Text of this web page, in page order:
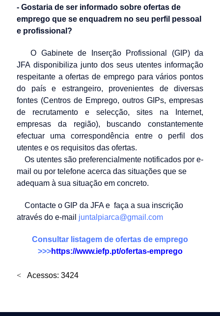
- Gostaria de ser informado sobre ofertas de
emprego que se enquadrem no seu perfil pessoal
e profissional?
O Gabinete de Inserção Profissional (GIP) da
JFA disponibiliza junto dos seus utentes informação
respeitante a ofertas de emprego para vários pontos
do país e estrangeiro, provenientes de diversas
fontes (Centros de Emprego, outros GIPs, empresas
de recrutamento e selecção, sites na Internet,
empresas da região), buscando constantemente
efectuar uma correspondência entre o perfil dos
utentes e os requisitos das ofertas.
Os utentes são preferencialmente notificados por e-
mail ou por telefone acerca das situações que se
adequam à sua situação em concreto.
Contacte o GIP da JFA e faça a sua inscrição
através do e-mail juntalpiarca@gmail.com
Consultar listagem de ofertas de emprego
>>>https://www.iefp.pt/ofertas-emprego
Acessos: 3424